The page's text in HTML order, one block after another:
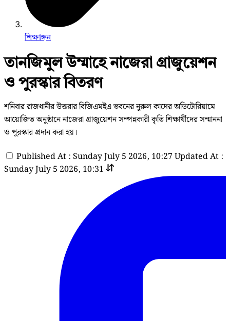
শিক্ষাঙ্গন
তানজিমুল উম্মাহে নাজেরা গ্রাজুয়েশন
ও পুরস্কার বিতরণ
শনিবার রাজধানীর উত্তরার বিজিএমইএ ভবনের নুরুল কাদের অডিটোরিয়ামে
আয়োজিত অনুষ্ঠানে নাজেরা গ্রাজুয়েশন সম্পন্নকারী কৃতি শিক্ষার্থীদের সম্মাননা
ও পুরস্কার প্রদান করা হয়।
Published At : Sunday July 5 2026, 10:27 Updated At :
Sunday July 5 2026, 10:31